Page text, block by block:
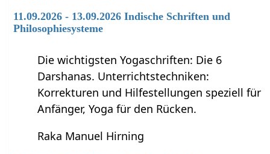
11.09.2026 - 13.09.2026 Indische Schriften und
Philosophiesysteme
Die wichtigsten Yogaschriften: Die 6
Darshanas. Unterrichtstechniken:
Korrekturen und Hilfestellungen speziell für
Anfänger, Yoga für den Rücken.
Raka Manuel Hirning